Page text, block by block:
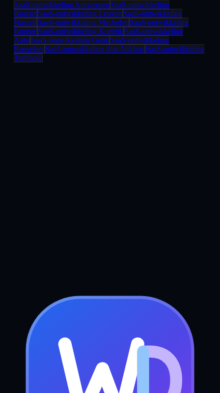
SaaS-ontwikkeling Antwerpen SaaS-ontwikkeling
Brussel SaaS-ontwikkeling Leuven SaaS-ontwikkeling
HasseltSaaS-ontwikkeling Mechelen SaaS-ontwikkeling
BruggeSaaS-ontwikkeling KortrijkSaaS-ontwikkeling
AalstSaaS-ontwikkeling GenkSaaS-ontwikkeling
RoeselareSaaS-ontwikkeling Sint-NiklaasSaaS-ontwikkeling
Turnhout